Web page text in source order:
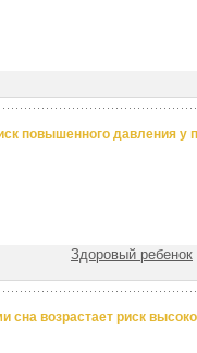
повышенного давления у
Здоровый ребенок
сна возрастает риск